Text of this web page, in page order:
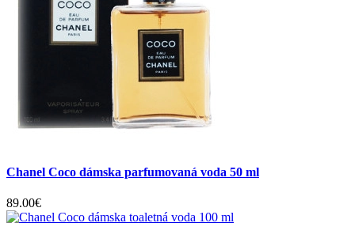
Chanel Coco dámska parfumovaná voda 50 ml
89.00€